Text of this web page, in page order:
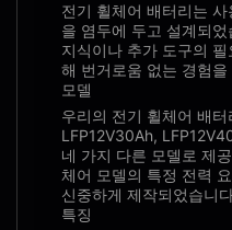
전기 휠체어 배터리는
을 염두에 두고 설계되
지식이나 추가 도구의
해 번거로움 없는 경험을
모델
우리의 전기 휠체어 배
LFP12V30Ah,
네 가지 다른 모델로 제
체어 모델의 특정 전력
신중하게 제작되었습니
특징